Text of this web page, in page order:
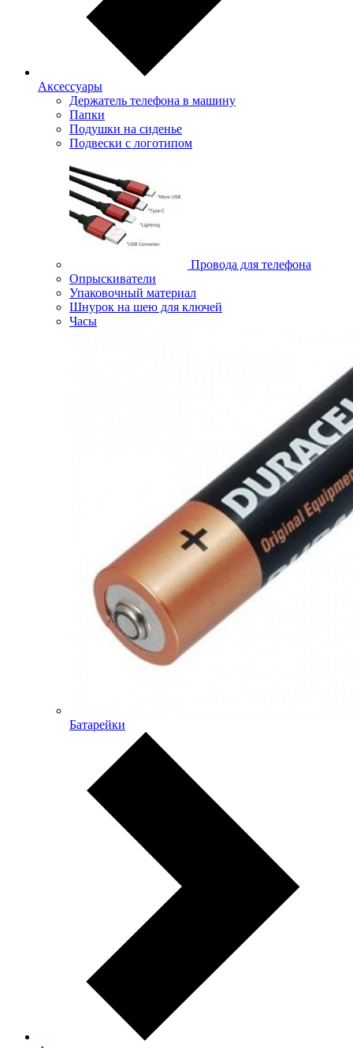
Аксессуары
Держатель телефона в машину
Папки
Подушки на сиденье
Подвески с логотипом
Провода для телефона
Опрыскиватели
Упаковочный материал
Шнурок на шею для ключей
Часы
Батарейки